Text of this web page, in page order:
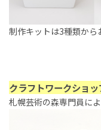
制作キットは3種類から
クラフトワークショ
札幌芸術の森専門員に